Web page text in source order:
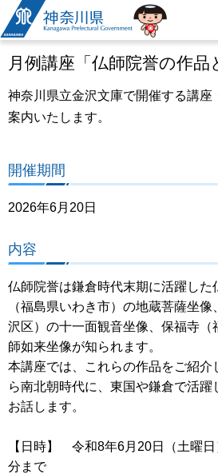
神奈川県
月例講座「仏師院誉の作品
神奈川県立金沢文庫で開催する講座
案内いたします。
開催期間
2026年6月20日
内容
仏師院誉は鎌倉時代末期に活躍した
（福島県いわき市）の地蔵菩薩坐
沢区）の十一面観音坐像、保福寺（
師如来坐像が知られます。
本講座では、これらの作品をご紹介
ら南北朝時代に、東国や鎌倉で活躍
お話します。
【日時】 令和8年6月20日（土曜
分まで